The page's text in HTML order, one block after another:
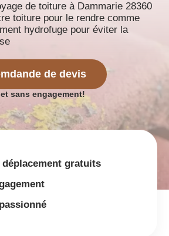
de toiture à Dammarie 28360
toiture pour le rendre comme
hydrofuge pour éviter la
de devis
sans engagement!
déplacement gratuits